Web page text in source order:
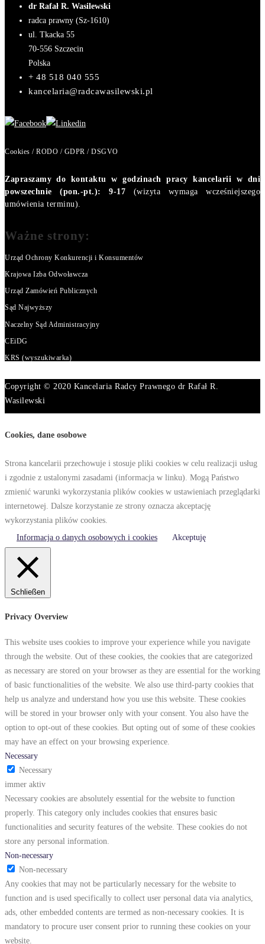
dr Rafał R. Wasilewski
radca prawny (Sz-1610)
ul. Tkacka 55
70-556 Szczecin
Polska
+ 48 518 040 555
kancelaria@radcawasilewski.pl
Cookies / RODO / GDPR / DSGVO
Zapraszamy do kontaktu w godzinach pracy kancelarii w dni
powszechnie (pon.-pt.): 9-17 (wizyta wymaga wcześniejszego
umówienia terminu).
Ważne strony:
Urząd Ochrony Konkurencji i Konsumentów
Krajowa Izba Odwoławcza
Urząd Zamówień Publicznych
Sąd Najwyższy
Naczelny Sąd Administracyjny
CEiDG
KRS (wyszukiwarka)
Copyright © 2020 Kancelaria Radcy Prawnego dr Rafał R.
Wasilewski
Cookies, dane osobowe
Strona kancelarii przechowuje i stosuje pliki cookies w celu realizacji usług
i zgodnie z ustalonymi zasadami (informacja w linku). Mogą Państwo
zmienić warunki wykorzystania plików cookies w ustawieniach przeglądarki
internetowej. Dalsze korzystanie ze strony oznacza akceptację
wykorzystania plików cookies.
Informacja o danych osobowych i cookies
Akceptuję
Schließen
Privacy Overview
This website uses cookies to improve your experience while you navigate
through the website. Out of these cookies, the cookies that are categorized
as necessary are stored on your browser as they are essential for the working
of basic functionalities of the website. We also use third-party cookies that
help us analyze and understand how you use this website. These cookies
will be stored in your browser only with your consent. You also have the
option to opt-out of these cookies. But opting out of some of these cookies
may have an effect on your browsing experience.
Necessary
Necessary
immer aktiv
Necessary cookies are absolutely essential for the website to function
properly. This category only includes cookies that ensures basic
functionalities and security features of the website. These cookies do not
store any personal information.
Non-necessary
Non-necessary
Any cookies that may not be particularly necessary for the website to
function and is used specifically to collect user personal data via analytics,
ads, other embedded contents are termed as non-necessary cookies. It is
mandatory to procure user consent prior to running these cookies on your
website.